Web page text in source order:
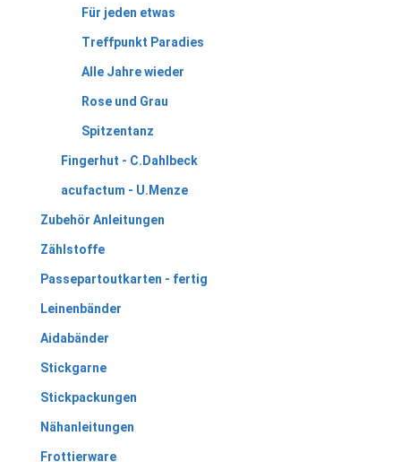
Für jeden etwas
Treffpunkt Paradies
Alle Jahre wieder
Rose und Grau
Spitzentanz
Fingerhut - C.Dahlbeck
acufactum - U.Menze
Zubehör Anleitungen
Zählstoffe
Passepartoutkarten - fertig
Leinenbänder
Aidabänder
Stickgarne
Stickpackungen
Nähanleitungen
Frottierware